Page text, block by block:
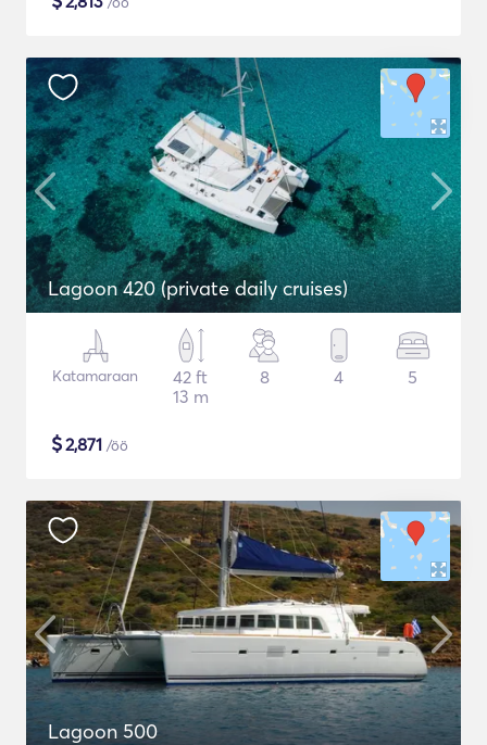
Lagoon 420 (private daily cruises)
Katamaraan
42 ft
13 m
8 4 5
$2,871 /öö
Lagoon 500